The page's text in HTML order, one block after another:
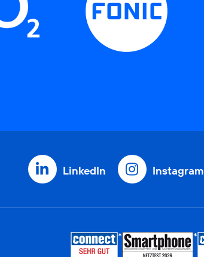
LinkedIn Instagram